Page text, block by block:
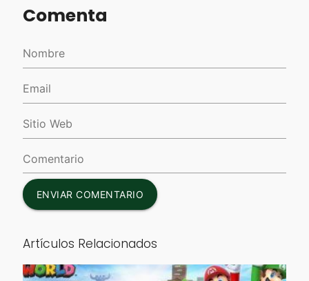
Comenta
ENVIAR COMENTARIO
Artículos Relacionados